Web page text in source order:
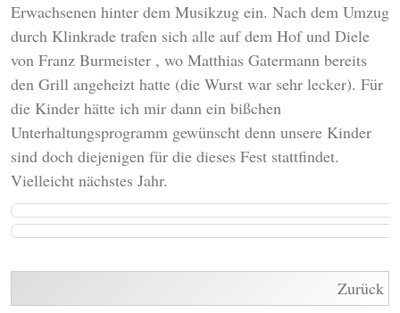
Erwachsenen hinter dem Musikzug ein. Nach dem Umzug
durch Klinkrade trafen sich alle auf dem Hof und Diele
von Franz Burmeister , wo Matthias Gatermann bereits
den Grill angeheizt hatte (die Wurst war sehr lecker). Für
die Kinder hätte ich mir dann ein bißchen
Unterhaltungsprogramm gewünscht denn unsere Kinder
sind doch diejenigen für die dieses Fest stattfindet.
Vielleicht nächstes Jahr.
Zurück